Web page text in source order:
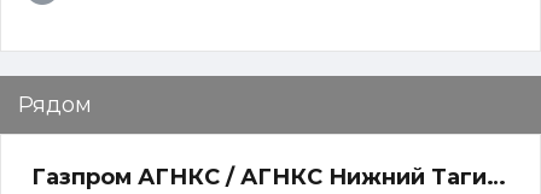
Рядом
Газпром АГНКС / АГНКС Нижний Тагил-2